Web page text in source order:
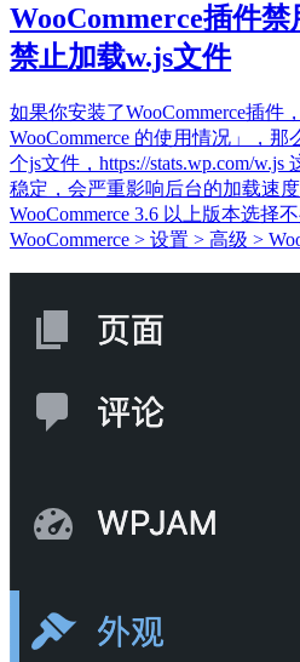
WooCommerce插件禁
禁止加载w.js文件
如果你安装了WooCommerce插件
WooCommerce 的使用情况」，那
个js文件，https://stats.wp.com/
稳定，会严重影响后台的加载速度
WooCommerce 3.6 以上版本选择
WooCommerce > 设置 > 高级 >